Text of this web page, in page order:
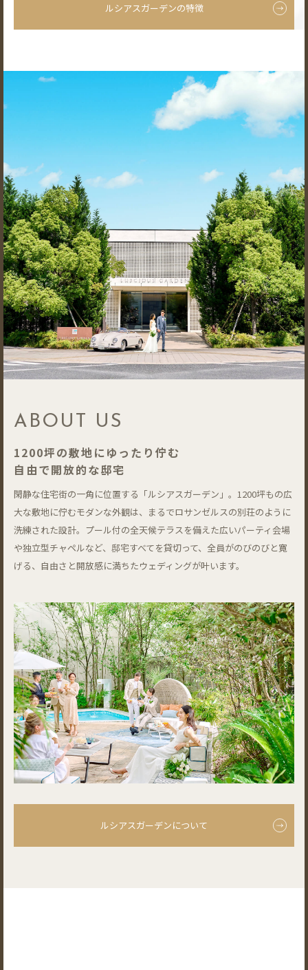
ルシアスガーデンの特徴
ABOUT US
1200坪の敷地にゆったり佇む
自由で開放的な邸宅
閑静な住宅街の一角に位置する「ルシアスガーデン」。1200坪もの広
大な敷地に佇むモダンな外観は、まるでロサンゼルスの別荘のように
洗練された設計。プール付の全天候テラスを備えた広いパーティ会場
や独立型チャペルなど、邸宅すべてを貸切って、全員がのびのびと寛
げる、自由さと開放感に満ちたウェディングが叶います。
ルシアスガーデンについて